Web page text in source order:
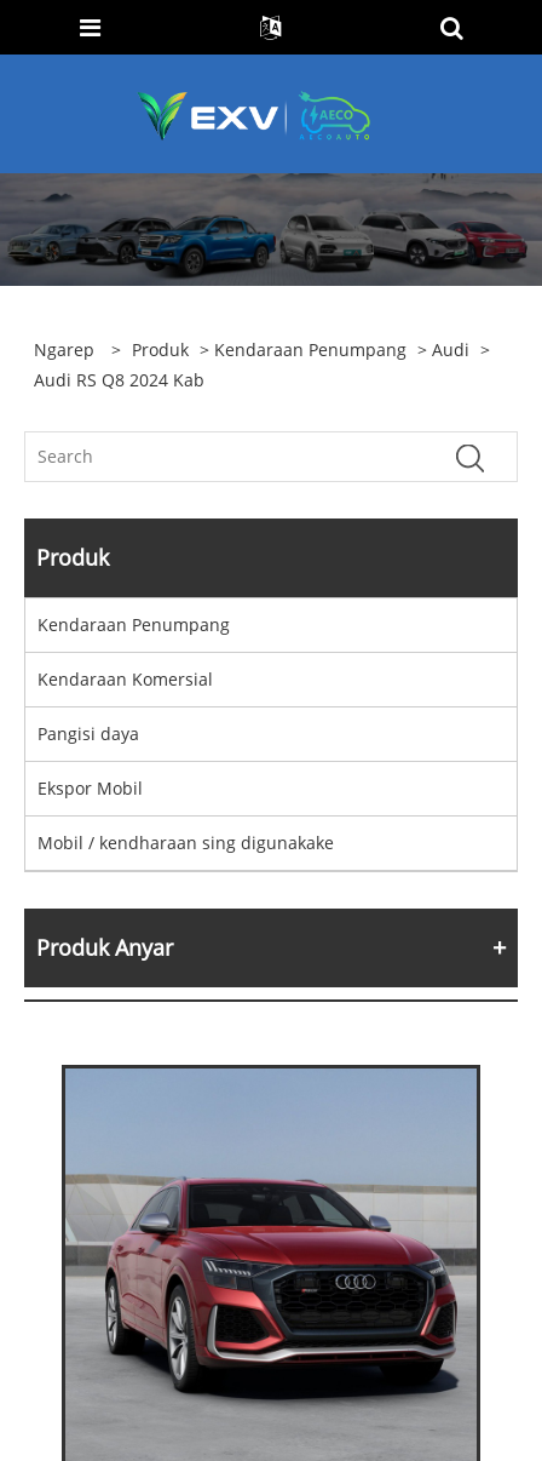
Ngarep > Produk > Kendaraan Penumpang >Audi >
Audi RS Q8 2024 Kab
Produk
Kendaraan Penumpang
Kendaraan Komersial
Pangisi daya
Ekspor Mobil
Mobil / kendharaan sing digunakake
Produk Anyar